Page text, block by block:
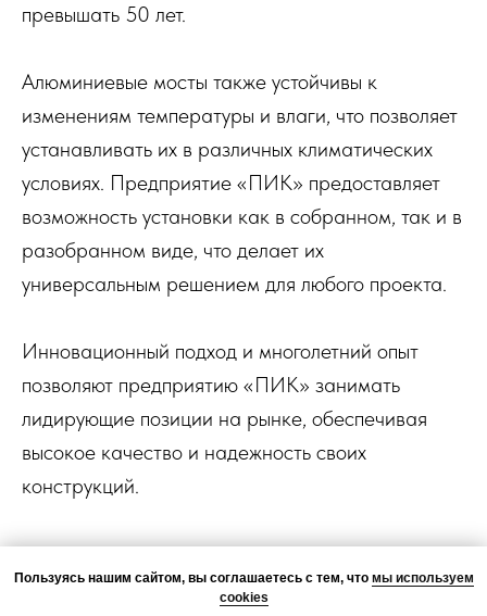
превышать 50 лет.
Алюминиевые мосты также устойчивы к
изменениям температуры и влаги, что позволяет
устанавливать их в различных климатических
условиях. Предприятие «ПИК» предоставляет
возможность установки как в собранном, так и в
разобранном виде, что делает их
универсальным решением для любого проекта.
Инновационный подход и многолетний опыт
позволяют предприятию «ПИК» занимать
лидирующие позиции на рынке, обеспечивая
высокое качество и надежность своих
конструкций.
Пользуясь нашим сайтом, вы соглашаетесь с тем, что мы используем
cookies